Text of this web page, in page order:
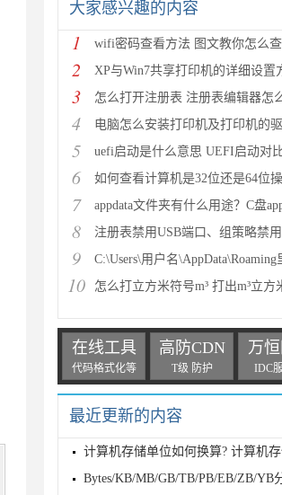
大家感兴趣的内容
1 wifi密码查看方法 图文教你怎么查本机wifi
2 XP与Win7共享打印机的详细设置方法(图文
3 怎么打开注册表 注册表编辑器怎么打开
4 电脑怎么安装打印机及打印机的驱动
5 uefi启动是什么意思 UEFI启动对比Bios启动优势
6 如何查看计算机是32位还是64位操作系
7 appdata文件夹有什么用途？C盘appdata可以删
8 注册表禁用USB端口、组策略禁用U盘、组策略禁用
9 C:\Users\用户名\AppData\Roaming里面的文件可
10 怎么打立方米符号m³ 打出m³立方米符
在线工具
代码格式化等
高防CDN
T级 防护
万
IDC
最近更新的内容